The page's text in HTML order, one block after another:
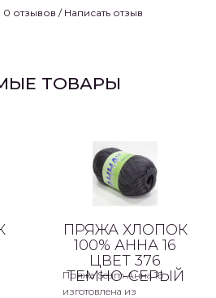
0 отзывов / Написать отзыв
ТОВАРЫ
ПРЯЖА ХЛОПОК
100% АННА 16
ЦВЕТ 376
ТЕМНО-СЕРЫЙ
Пряжа Seam Анна 16
изготовлена из